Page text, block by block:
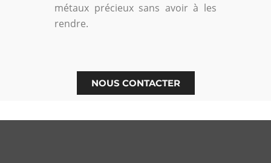
métaux précieux sans avoir à les
rendre.
NOUS CONTACTER